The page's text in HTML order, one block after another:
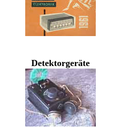
Detektorgeräte